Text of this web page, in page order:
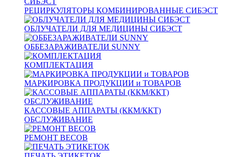
РЕЦИРКУЛЯТОРЫ КОМБИНИРОВАННЫЕ СИБЭСТ
ОБЛУЧАТЕЛИ ДЛЯ МЕДИЦИНЫ СИБЭСТ
ОББЕЗАРАЖИВАТЕЛИ SUNNY
КОМПЛЕКТАЦИЯ
МАРКИРОВКА ПРОДУКЦИИ и ТОВАРОВ
КАССОВЫЕ АППАРАТЫ (ККМ/ККТ)
ОБСЛУЖИВАНИЕ
РЕМОНТ ВЕСОВ